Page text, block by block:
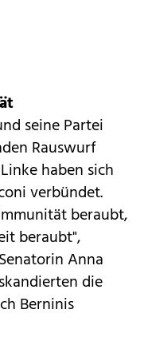
seine Partei
Rauswurf
haben sich
verbündet.
beraubt,
beraubt",
Anna
die
Berninis